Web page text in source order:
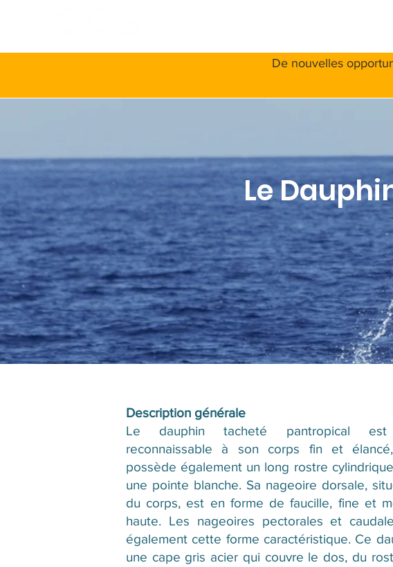
De nouvelles
Le
Description générale
Le dauphin tacheté pantropical est
reconnaissable à son corps fin et
possède également un long rostre
une pointe blanche. Sa nageoire dorsale,
du corps, est en forme de faucille, fine et
haute. Les nageoires pectorales et
également cette forme caractéristique. Ce
une cape gris acier qui couvre le dos, du